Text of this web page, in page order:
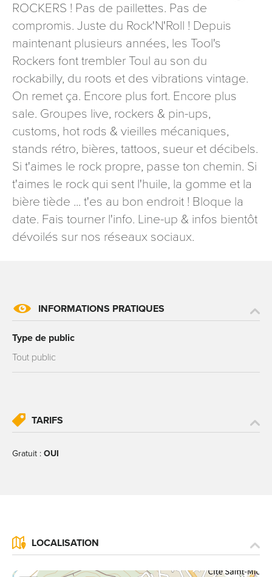
ROCKERS ! Pas de paillettes. Pas de
compromis. Juste du Rock'N'Roll ! Depuis
maintenant plusieurs années, les Tool's
Rockers font trembler Toul au son du
rockabilly, du roots et des vibrations vintage.
On remet ça. Encore plus fort. Encore plus
sale. Groupes live, rockers & pin-ups,
customs, hot rods & vieilles mécaniques,
stands rétro, bières, tattoos, sueur et décibels.
Si t'aimes le rock propre, passe ton chemin. Si
t'aimes le rock qui sent l'huile, la gomme et la
bière tiède ... t'es au bon endroit ! Bloque la
date. Fais tourner l'info. Line-up & infos bientôt
dévoilés sur nos réseaux sociaux.
INFORMATIONS PRATIQUES
Type de public
Tout public
TARIFS
Gratuit : OUI
LOCALISATION
rectification et d’opposition aux données vous concernant,
que vous pouvez exercer en adressant une demande par
courriel à tourisme@departement54.fr ou par courrier
signé accompagné de la copie d’un titre d’identité à
l’adresse suivante : Meurthe & Moselle Tourisme - 48
cedex